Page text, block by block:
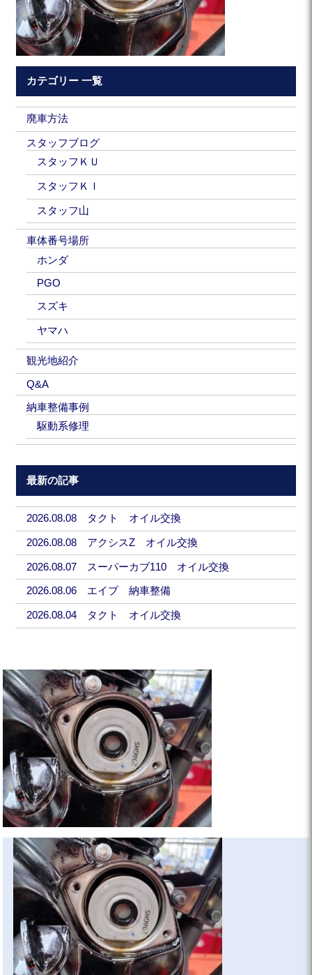
カテゴリー 一覧
廃車方法
スタッフブログ
スタッフＫＵ
スタッフＫＩ
スタッフ山
車体番号場所
ホンダ
PGO
スズキ
ヤマハ
観光地紹介
Q&A
納車整備事例
駆動系修理
最新の記事
2026.08.08 タクト オイル交換
2026.08.08 アクシスZ オイル交換
2026.08.07 スーパーカブ110 オイル交換
2026.08.06 エイプ 納車整備
2026.08.04 タクト オイル交換